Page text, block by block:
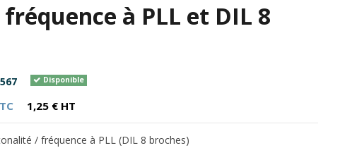
à PLL et DIL 8
Disponible
1,25 € HT
/ fréquence à PLL (DIL 8 broches)